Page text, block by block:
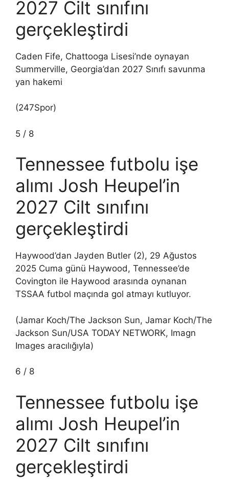
2027 Cilt sınıfını
gerçekleştirdi
Caden Fife, Chattooga Lisesi’nde oynayan
Summerville, Georgia’dan 2027 Sınıfı savunma
yan hakemi
(247Spor)
5 / 8
Tennessee futbolu işe
alımı Josh Heupel’in
2027 Cilt sınıfını
gerçekleştirdi
Haywood’dan Jayden Butler (2), 29 Ağustos
2025 Cuma günü Haywood, Tennessee’de
Covington ile Haywood arasında oynanan
TSSAA futbol maçında gol atmayı kutluyor.
(Jamar Koch/The Jackson Sun, Jamar Koch/The
Jackson Sun/USA TODAY NETWORK, Imagn
Images aracılığıyla)
6 / 8
Tennessee futbolu işe
alımı Josh Heupel’in
2027 Cilt sınıfını
gerçekleştirdi